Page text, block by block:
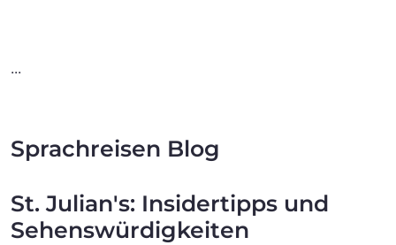
...
Sprachreisen Blog
St. Julian's: Insidertipps und
Sehenswürdigkeiten